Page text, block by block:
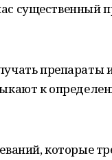
существенный
препараты
к
которые